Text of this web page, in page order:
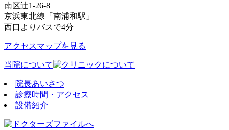
南区辻1-26-8
京浜東北線「南浦和駅」
西口よりバスで4分
アクセスマップを見る
当院について
院長あいさつ
診療時間・アクセス
設備紹介